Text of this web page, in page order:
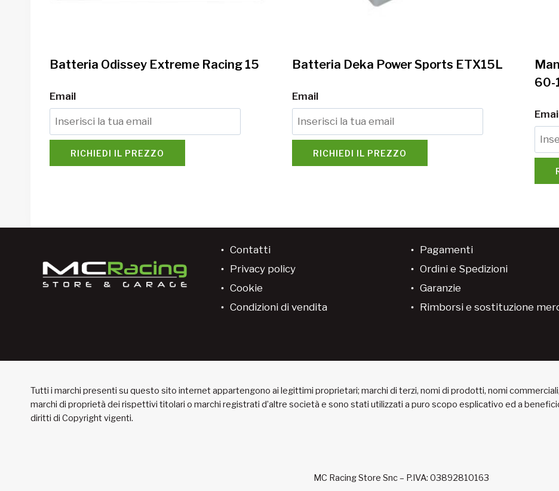
Batteria Odissey Extreme Racing 15
Email
RICHIEDI IL PREZZO
Batteria Deka Power Sports ETX15L
Email
RICHIEDI IL PREZZO
60-
Contatti
Privacy policy
Cookie
Condizioni di vendita
Pagamenti
Ordini e Spedizioni
Garanzie
Rimborsi e sostituzione
Tutti i marchi presenti su questo sito internet appartengono ai legittimi proprietari; marchi di terzi, nomi di prodotti, nomi
marchi di proprietà dei rispettivi titolari o marchi registrati d’altre società e sono stati utilizzati a puro scopo esplicativo ed a
diritti di Copyright vigenti.
MC Racing Store Snc – P.IVA: 03892810163